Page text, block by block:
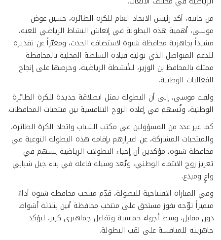
من جانبه، أكد رئيس الاتحاد العام للكرة الطائرة، حسين عوض
موسى، أهمية هذه البطولة في إنعاش النشاط الرياضي للعبة،
مشيداً بجاهزية محافظة شبوة لاستضافة الحدث، ومعبّراً عن تقديره
للدعم المتواصل الذي توليه قيادة السلطة المحلية بالمحافظة
ممثلة بالمحافظ بن الوزير، للأنشطة الرياضية، وحرصها على إنجاح
الفعاليات الوطنية.
ولفت موسى، إلى أن البطولة تمثل انطلاقة جديدة للكرة الطائرة
الوطنية، وتُسهم في إعادة الروح التنافسية بين منتخبات المحافظات.
كما عبر عدد من المسؤولين في مكتب الشباب واتحاد الكرة الطائرة،
والمنتخبات المشاركة، عن اعتزازهم بإقامة هذه البطولة النوعية في
محافظة شبوة، مؤكدين أن إحياء البطولات الرياضية يسهم في
تعزيز روح الانتماء الوطني، ويُعد وسيلة فاعلة في بناء جيل شبابي
واعٍ ومبدع.
وفي المباراة الافتتاحية للبطولة، قدّم منتخب محافظة شبوة أداءً
متميزاً توّجه بفوز مستحق على منتخب محافظة أبين بثلاثة أشواط
دون مقابل، وسط أجواء حماسية وتفاعل جماهيري كبير، ليؤكد
جاهزيته للمنافسة على لقب البطولة.